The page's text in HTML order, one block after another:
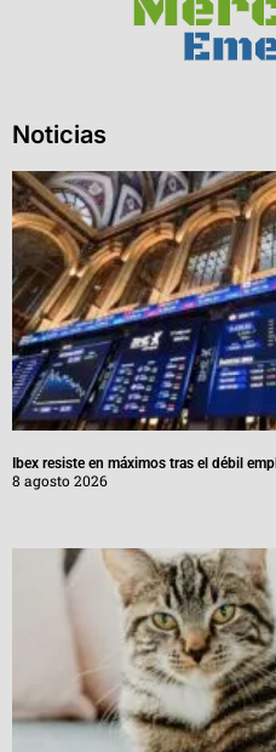
Noticias
Ibex resiste en máximos tras el débil
8 agosto 2026